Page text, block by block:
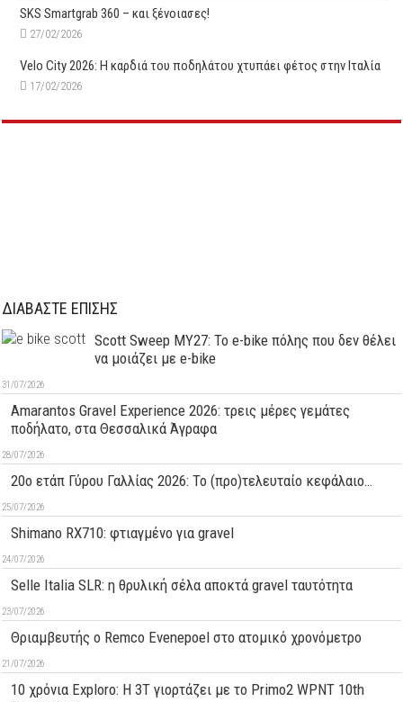
SKS Smartgrab 360 – και ξένοιασες!
27/02/2026
Velo City 2026: Η καρδιά του ποδηλάτου χτυπάει φέτος στην Ιταλία
17/02/2026
ΔΙΑΒΑΣΤΕ ΕΠΙΣΗΣ
Scott Sweep MY27: Το e-bike πόλης που δεν θέλει
να μοιάζει με e-bike
31/07/2026
Amarantos Gravel Experience 2026: τρεις μέρες γεμάτες
ποδήλατο, στα Θεσσαλικά Άγραφα
28/07/2026
20ο ετάπ Γύρου Γαλλίας 2026: Το (προ)τελευταίο κεφάλαιο…
25/07/2026
Shimano RX710: φτιαγμένο για gravel
24/07/2026
Selle Italia SLR: η θρυλική σέλα αποκτά gravel ταυτότητα
23/07/2026
Θριαμβευτής ο Remco Evenepoel στο ατομικό χρονόμετρο
21/07/2026
10 χρόνια Exploro: Η 3T γιορτάζει με το Primo2 WPNT 10th